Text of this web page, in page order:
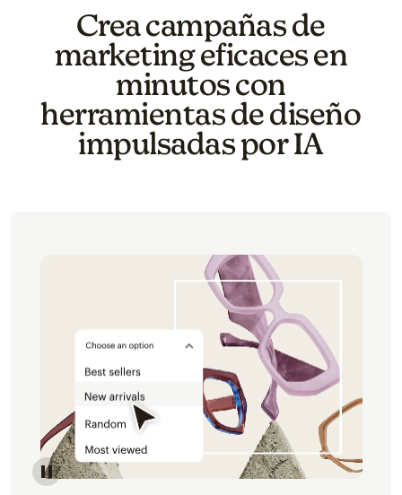
Crea campañas de
marketing eficaces en
minutos con
herramientas de diseño
impulsadas por IA